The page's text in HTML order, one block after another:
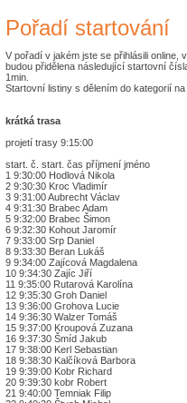
Pořadí startování
V pořadí v jakém jste se přihlásili online,
budou přidělena následující startovní
1min.
Startovní listiny s dělením do kategorií
krátká trasa
projetí trasy 9:15:00
start. č. start. čas příjmení jméno
1 9:30:00 Hodlová Nikola
2 9:30:30 Kroc Vladimír
3 9:31:00 Aubrecht Václav
4 9:31:30 Brabec Adam
5 9:32:00 Brabec Šimon
6 9:32:30 Kohout Jaromír
7 9:33:00 Srp Daniel
8 9:33:30 Beran Lukáš
9 9:34:00 Zajícová Magdalena
10 9:34:30 Zajíc Jiří
11 9:35:00 Rutarová Karolína
12 9:35:30 Groh Daniel
13 9:36:00 Grohova Lucie
14 9:36:30 Walzer Tomáš
15 9:37:00 Kroupová Zuzana
16 9:37:30 Šmíd Jakub
17 9:38:00 Kerl Sebastian
18 9:38:30 Kalčíková Barbora
19 9:39:00 Kobr Richard
20 9:39:30 kobr Robert
21 9:40:00 Temniak Filip